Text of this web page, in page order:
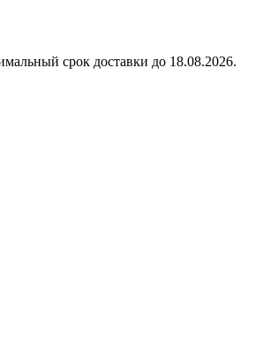
срок доставки до 18.08.2026.